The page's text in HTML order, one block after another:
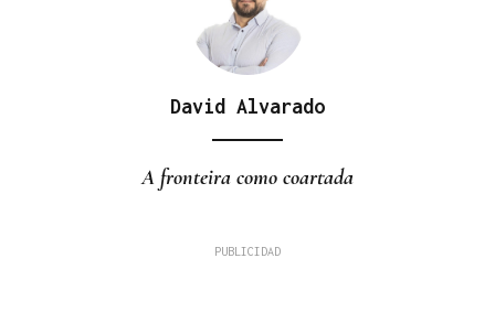
David Alvarado
A fronteira como coartada